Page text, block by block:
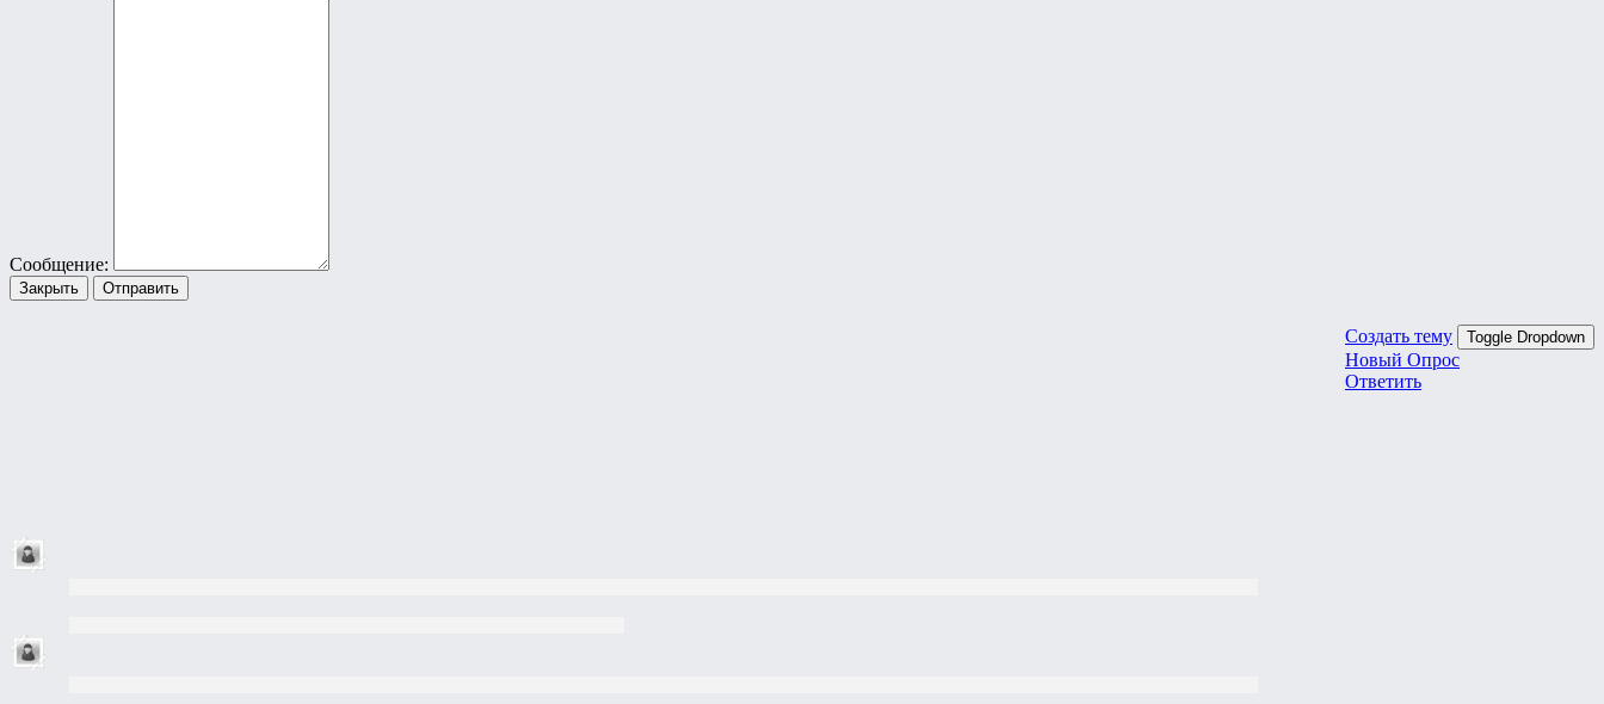
Сообщение:
Закрыть Отправить
Создать тему Toggle Dropdown
Новый Опрос
Ответить